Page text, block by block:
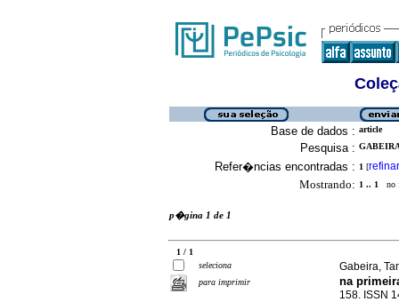
Base de dados : article
Pesquisa :
Refer�ncias encontradas : 1 [refinar
Mostrando: 1 .. 1 no
p�gina 1 de 1
1 / 1
seleciona
para imprimir
Gabeira,
na
158. ISSN